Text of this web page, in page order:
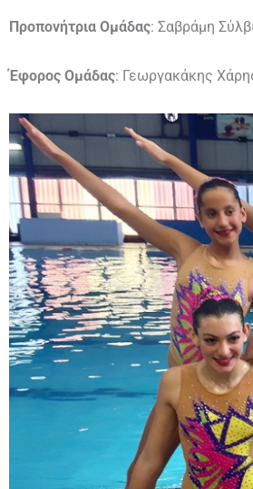
Προπονήτρια Ομάδας: Σαβράμη
Έφορος Ομάδας: Γεωργακάκης